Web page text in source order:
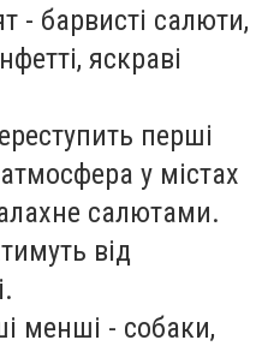
- барвисті салюти,
яскраві
перші
у містах
салютами.
від
менші - собаки,